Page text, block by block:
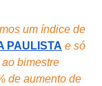
um índice de
PAULISTA e só
bimestre
de aumento de